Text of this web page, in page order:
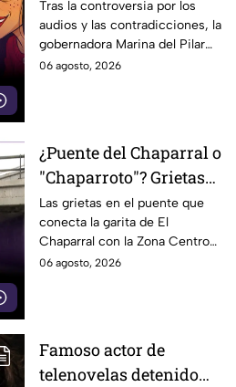
ambiente para Marina
del Pilar tras la
polémica
Tras la controversia por los
audios y las contradicciones, la
gobernadora Marina del Pilar
enfrenta un notorio cambio en
06 agosto, 2026
¿Puente del Chaparral o
"Chaparroto"? Grietas
preocupan a miles de
automovilistas en
Tijuana
Las grietas en el puente que
conecta la garita de El
Chaparral con la Zona Centro
preocupan a miles de
06 agosto, 2026
Famoso actor de
telenovelas detenido